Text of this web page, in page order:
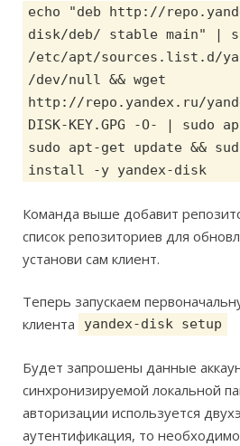
echo "deb http://
disk/deb/ stable main" |
/etc/apt/sources.list.d/
/dev/null && wget
http://repo.yandex.ru/
DISK-KEY.GPG -O- | sudo
sudo apt-get update &&
install -y yandex-disk
Команда выше добавит
список репозиториев для
установи сам клиент.
Теперь запускаем
клиента
yandex-disk setup
Будет запрошены данные
синхронизируемой локальной
авторизации используется
аутентификация, то